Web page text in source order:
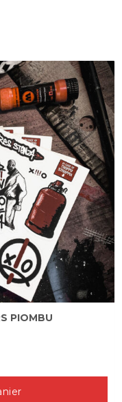
PIOMBU